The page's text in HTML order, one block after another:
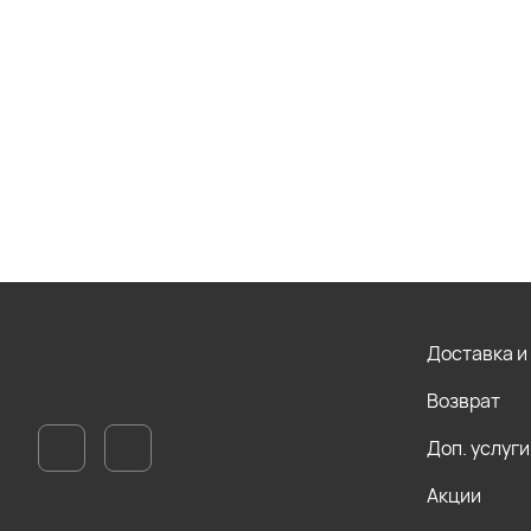
Доставка и
Возврат
Доп. услуги
Акции